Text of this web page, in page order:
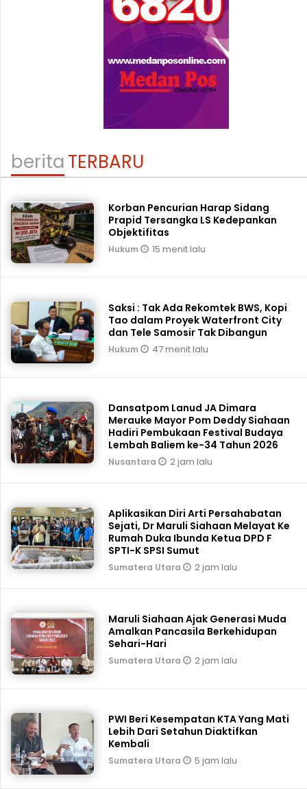
beritaTERBARU
Korban Pencurian Harap Sidang
Prapid Tersangka LS Kedepankan
Objektifitas
Hukum 15 menit lalu
Saksi : Tak Ada Rekomtek BWS, Kopi
Tao dalam Proyek Waterfront City
dan Tele Samosir Tak Dibangun
Hukum 47 menit lalu
Dansatpom Lanud JA Dimara
Merauke Mayor Pom Deddy Siahaan
Hadiri Pembukaan Festival Budaya
Lembah Baliem ke-34 Tahun 2026
Nusantara 2 jam lalu
Aplikasikan Diri Arti Persahabatan
Sejati, Dr Maruli Siahaan Melayat Ke
Rumah Duka Ibunda Ketua DPD F
SPTI-K SPSI Sumut
Sumatera Utara 2 jam lalu
Maruli Siahaan Ajak Generasi Muda
Amalkan Pancasila Berkehidupan
Sehari-Hari
Sumatera Utara 2 jam lalu
PWI Beri Kesempatan KTA Yang Mati
Lebih Dari Setahun Diaktifkan
Kembali
Sumatera Utara 5 jam lalu